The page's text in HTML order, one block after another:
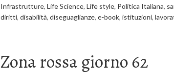
Infrastrutture, Life Science, Life style, Politica Italiana,
diritti, disabilità, diseguaglianze, e-book, istituzioni,
Zona rossa giorno 62